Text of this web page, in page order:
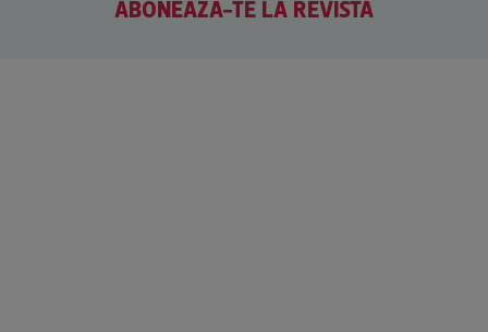
ABONEAZĂ-TE LA REVISTĂ